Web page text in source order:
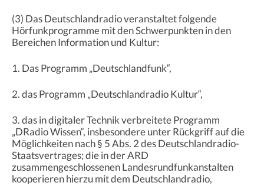
(3) Das Deutschlandradio veranstaltet folgende
Hörfunkprogramme mit den Schwerpunkten in den
Bereichen Information und Kultur:
1. Das Programm „Deutschlandfunk“,
2. das Programm „Deutschlandradio Kultur“,
3. das in digitaler Technik verbreitete Programm
„DRadio Wissen“, insbesondere unter Rückgriff auf die
Möglichkeiten nach § 5 Abs. 2 des Deutschlandradio-
Staatsvertrages; die in der ARD
zusammengeschlossenen Landesrundfunkanstalten
kooperieren hierzu mit dem Deutschlandradio,